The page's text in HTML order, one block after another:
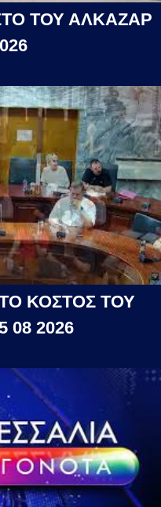
ΤΟΥ ΑΛΚΑΖΑΡ
ΚΟΣΤΟΣ ΤΟΥ
08 2026